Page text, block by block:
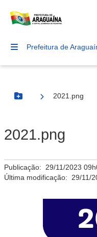
Prefeitura de
Botão Menu
2021.png
2021.png
Publicação: 29/11/2023
Última modificação: 29/11/